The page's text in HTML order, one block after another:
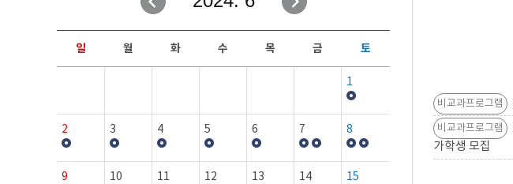
현장실습/IPP사업단
커뮤니티
보도자료
행사갤러리
일 월 화 수 목 금 토
1
2 3 4 5 6 7 8
9 10 11 12 13 14 15
비교과프로그램
비교과프로그램
가학생 모집